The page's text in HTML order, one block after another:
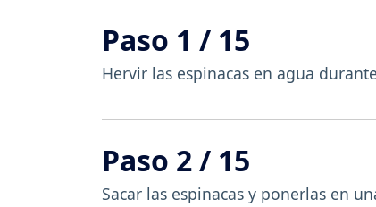
Paso 1 / 15
Hervir las espinacas en agua
Paso 2 / 15
Sacar las espinacas y ponerlas en